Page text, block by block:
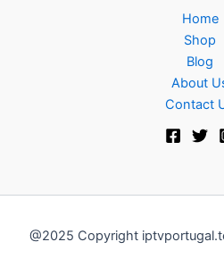
Home
Shop
Blog
About
Contact
@2025 Copyright